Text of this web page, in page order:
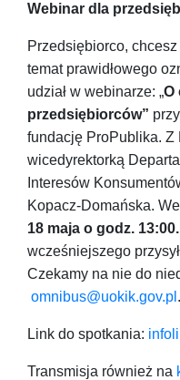
Webinar dla
Przedsiębiorco,
temat prawidłowego
udział w webinarze: „O
przedsiębiorców”
fundację ProPublika. Z
wicedyrektorką
Interesów
Kopacz-Domańska.
18 maja o godz. 13:00.
wcześniejszego
Czekamy na nie do
omnibus@uokik.gov.pl .
Link do spotkania:
Transmisja również na